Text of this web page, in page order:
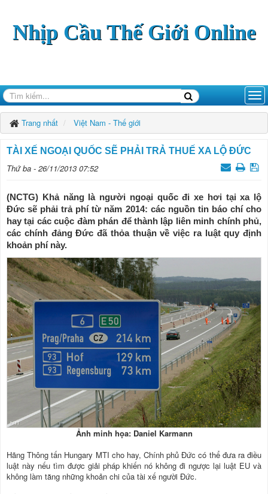
Nhịp Cầu Thế Giới Online
Trang nhất Việt Nam - Thế giới
TÀI XẾ NGOẠI QUỐC SẼ PHẢI TRẢ THUẾ XA LỘ ĐỨC
Thứ ba - 26/11/2013 07:52
(NCTG) Khả năng là người ngoại quốc đi xe hơi tại xa lộ
Đức sẽ phải trả phí từ năm 2014: các nguồn tin báo chí cho
hay tại các cuộc đàm phán để thành lập liên minh chính phủ,
các chính đảng Đức đã thỏa thuận về việc ra luật quy định
khoản phí này.
Ảnh minh họa: Daniel Karmann
Hãng Thông tấn Hungary MTI cho hay, Chính phủ Đức có thể đưa ra điều
luật này nếu tìm được giải pháp khiến nó không đi ngược lại luật EU và
không làm tăng những khoản chi của tài xế người Đức.